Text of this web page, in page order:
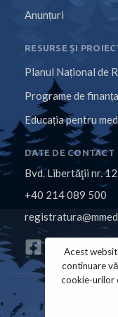
Anunțuri
RESURSE ȘI
Planul Național de
Programe de
Educația pentru
DATE DE CONTACT
Bvd. Libertăţii nr.
+40 214 089 500
Acest
continuare
cookie-urilor